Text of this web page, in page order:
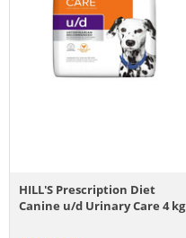
HILL'S Prescription Diet
Canine u/d Urinary Care 4 kg